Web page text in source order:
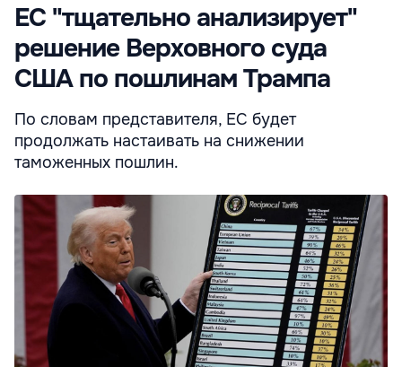
ЕС "тщательно анализирует"
решение Верховного суда
США по пошлинам Трампа
По словам представителя, ЕС будет
продолжать настаивать на снижении
таможенных пошлин.